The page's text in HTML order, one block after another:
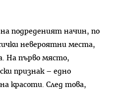
подреденият начин, по
невероятни места,
На първо място,
признак – едно
красоти. След това,